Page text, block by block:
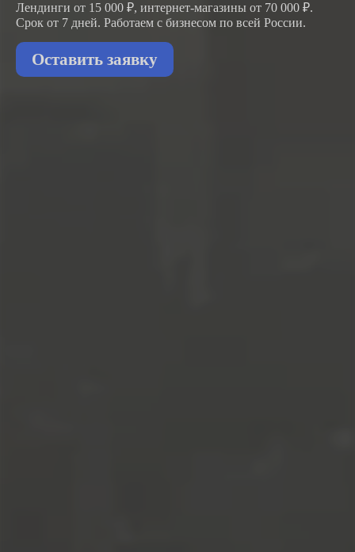
Лендинги от 15 000 ₽, интернет-магазины от 70 000 ₽.
Срок от 7 дней. Работаем с бизнесом по всей России.
Оставить заявку